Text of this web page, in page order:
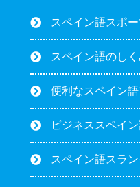
スペイン語スポ
スペイン語のし
便利なスペイン
ビジネススペイ
スペイン語スラ